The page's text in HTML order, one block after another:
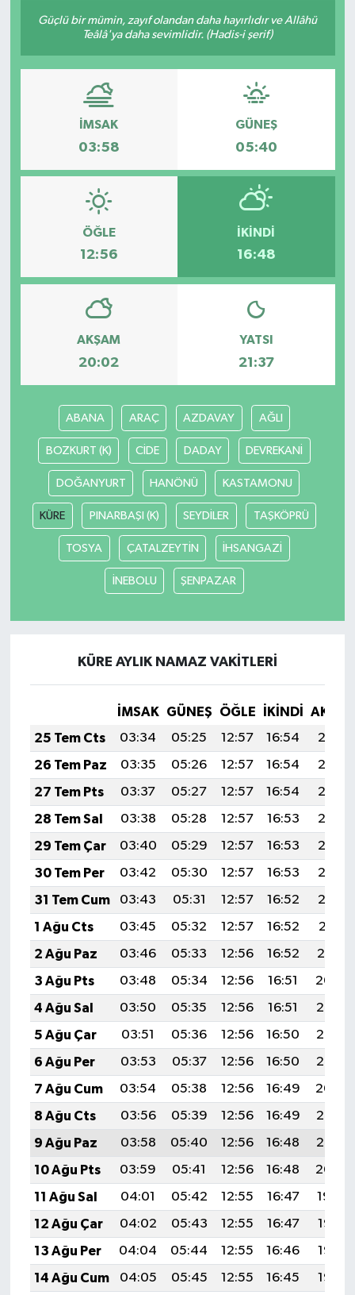
Güçlü bir mümin, zayıf olandan daha hayırlıdır ve Allâhü
Teâlâ'ya daha sevimlidir. (Hadis-i şerif)
İMSAK
03:58
GÜNEŞ
05:40
ÖĞLE
12:56
İKINDI
16:48
AKŞAM
20:02
YATSI
21:37
ABANA ARAÇ AZDAVAY AĞLI
BOZKURT (K) CİDE DADAY DEVREKANİ
DOĞANYURT HANÖNÜ KASTAMONU
KÜRE PINARBAŞI (K) SEYDİLER TAŞKÖPRÜ
TOSYA ÇATALZEYTİN İHSANGAZİ
İNEBOLU ŞENPAZAR
KÜRE AYLIK NAMAZ VAKITLERI
İMSAK GÜNEŞ ÖĞLE İKINDI
25 Tem Cts
03:34 05:25 12:57 16:54
20:18
26 Tem Paz
03:35 05:26 12:57 16:54
20:17
27 Tem Pts
03:37 05:27 12:57 16:54
20:17
28 Tem Sal
03:38 05:28 12:57 16:53
20:16
29 Tem Çar
03:40 05:29 12:57 16:53
20:15
30 Tem Per
03:42 05:30 12:57 16:53
20:13
31 Tem Cum
03:43 05:31 12:57 16:52
20:12
1 Ağu Cts
03:45 05:32 12:57 16:52
20:11
2 Ağu Paz
03:46 05:33 12:56 16:52
20:10
3 Ağu Pts
03:48 05:34 12:56 16:51
20:09
4 Ağu Sal
03:50 05:35 12:56 16:51
20:08
5 Ağu Çar
03:51 05:36 12:56 16:50
20:07
6 Ağu Per
03:53 05:37 12:56 16:50
20:05
7 Ağu Cum
03:54 05:38 12:56 16:49
20:04
8 Ağu Cts
03:56 05:39 12:56 16:49
20:03
9 Ağu Paz
03:58 05:40 12:56 16:48
20:02
10 Ağu Pts
03:59 05:41 12:56 16:48
20:00
11 Ağu Sal
04:01 05:42 12:55 16:47
19:59
12 Ağu Çar
04:02 05:43 12:55 16:47
19:58
13 Ağu Per
04:04 05:44 12:55 16:46
19:56
14 Ağu Cum
04:05 05:45 12:55 16:45
19:55
Güncel
Kültür & Sanat
Magazin
Resmi İlan
Sağlık & Yaşam
Siyaset